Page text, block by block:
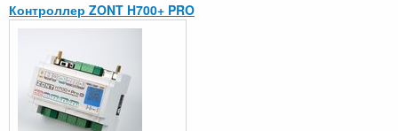
Контроллер ZONT H700+ PRO